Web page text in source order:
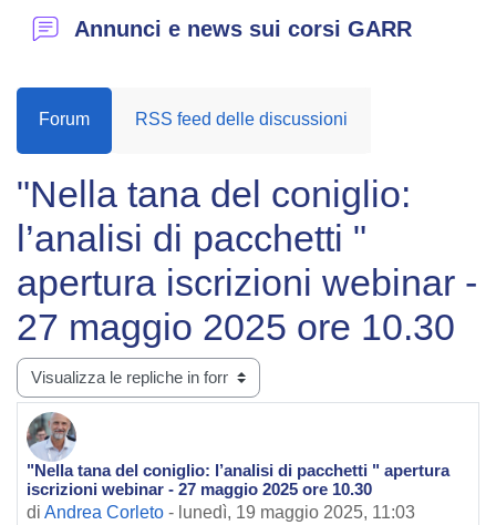
Annunci e news sui corsi GARR
Forum RSS feed delle discussioni
"Nella tana del coniglio:
l’analisi di pacchetti "
apertura iscrizioni webinar -
27 maggio 2025 ore 10.30
Modalità visualizzazione
"Nella tana del coniglio: l’analisi di pacchetti " apertura
iscrizioni webinar - 27 maggio 2025 ore 10.30
di Andrea Corleto - lunedì, 19 maggio 2025, 11:03
Numero di risposte: 0